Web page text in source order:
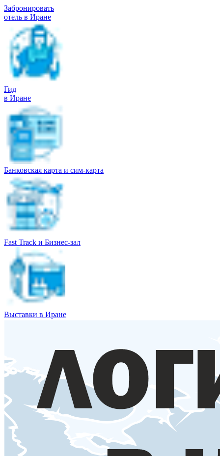
Забронировать
отель в Иране
Гид
в Иране
Банковская карта и сим-карта
Fast Track и Бизнес-зал
Выставки в Иране